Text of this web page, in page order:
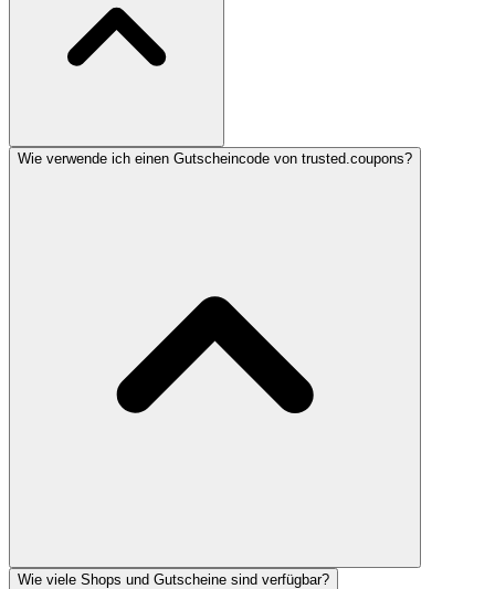
Wie verwende ich einen Gutscheincode von trusted.coupons?
Wie viele Shops und Gutscheine sind verfügbar?